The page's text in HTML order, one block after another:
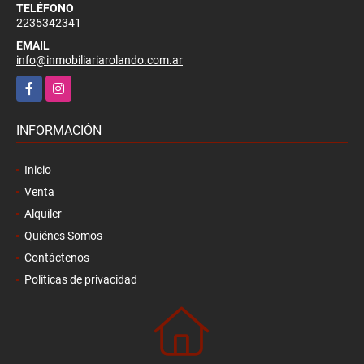
TELÉFONO
2235342341
EMAIL
info@inmobiliariarolando.com.ar
FacebookInstagram
INFORMACIÓN
Inicio
Venta
Alquiler
Quiénes Somos
Contáctenos
Políticas de privacidad